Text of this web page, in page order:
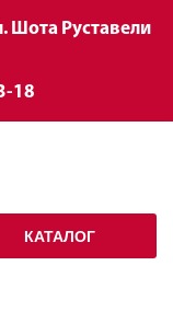
Шота Руставели
18
КАТАЛОГ